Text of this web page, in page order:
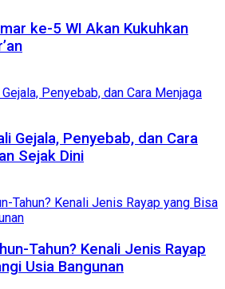
ke-5 WI Akan Kukuhkan
Gejala, Penyebab, dan Cara
Sejak Dini
Tahun? Kenali Jenis Rayap
Usia Bangunan